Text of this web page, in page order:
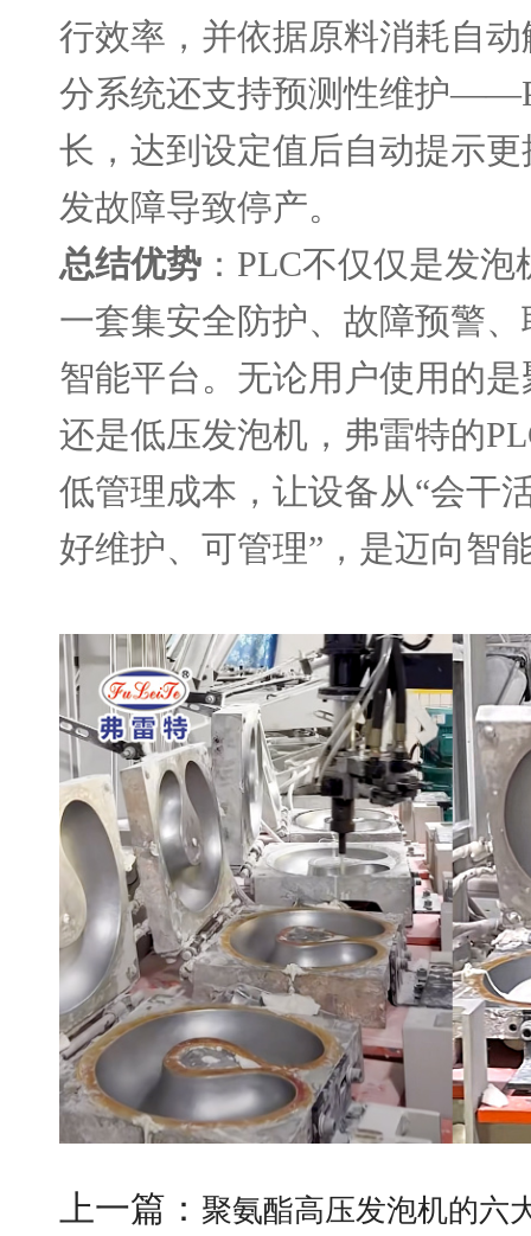
行效率，并依据原料消耗自
分系统还支持预测性维护
长，达到设定值后自动提示
发故障导致停产。
总结优势 ： PLC不仅仅是发
一套集安全防护、故障预警
智能平台。无论用户使用的
还是低压发泡机，弗雷特的
低管理成本，让设备从“会干
好维护、可管理”，是迈向智
上一篇： 聚氨酯高压发泡机的六